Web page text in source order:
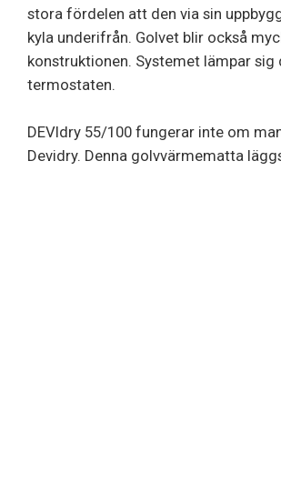
stora fördelen att den via sin
kyla underifrån. Golvet blir också
konstruktionen. Systemet lämpar
termostaten.
DEVIdry 55/100 fungerar inte om
Devidry. Denna golvvärmematta